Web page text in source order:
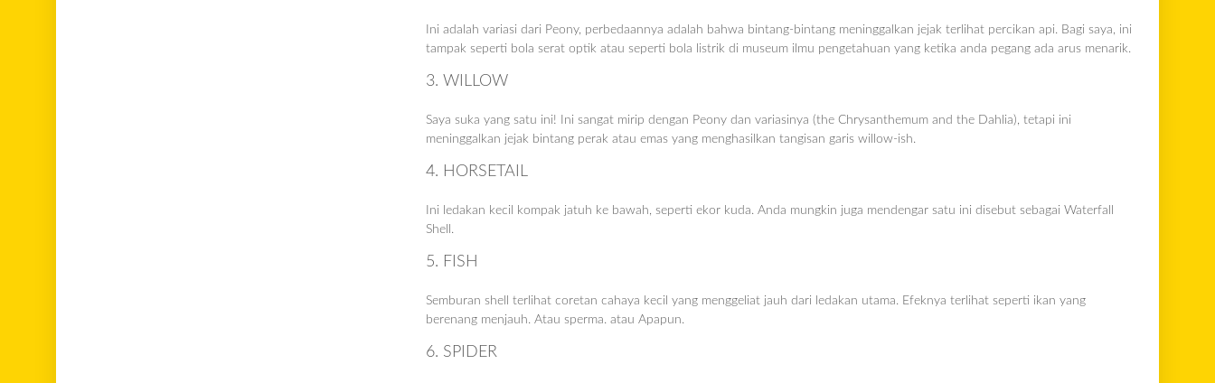
Ini adalah variasi dari Peony, perbedaannya adalah bahwa bintang-bintang meninggalkan jejak terlihat percikan api. Bagi saya, ini
tampak seperti bola serat optik atau seperti bola listrik di museum ilmu pengetahuan yang ketika anda pegang ada arus menarik.
3. WILLOW
Saya suka yang satu ini! Ini sangat mirip dengan Peony dan variasinya (the Chrysanthemum and the Dahlia), tetapi ini
meninggalkan jejak bintang perak atau emas yang menghasilkan tangisan garis willow-ish.
4. HORSETAIL
Ini ledakan kecil kompak jatuh ke bawah, seperti ekor kuda. Anda mungkin juga mendengar satu ini disebut sebagai Waterfall
Shell.
5. FISH
Semburan shell terlihat coretan cahaya kecil yang menggeliat jauh dari ledakan utama. Efeknya terlihat seperti ikan yang
berenang menjauh. Atau sperma. atau Apapun.
6. SPIDER